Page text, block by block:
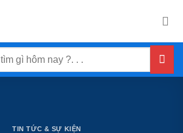
TIN TỨC & SỰ KIỆN